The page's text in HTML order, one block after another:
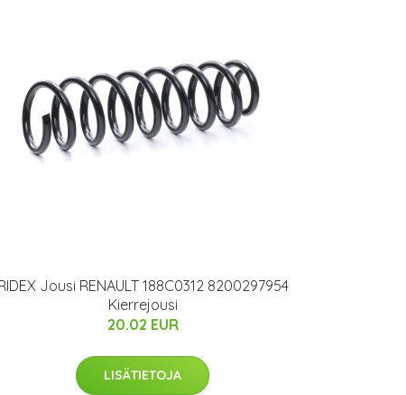
Jousi RENAULT 188C0312 8200297954
Kierrejousi
20.02 EUR
LISÄTIETOJA